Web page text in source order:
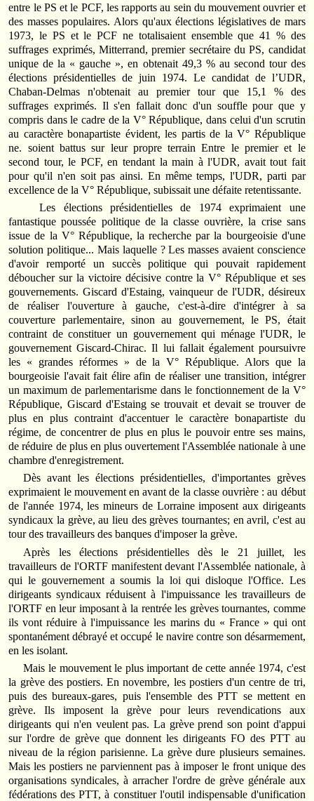
entre le PS et le PCF, les rapports au sein du mouvement ouvrier et
des masses populaires. Alors qu'aux élections législatives de mars
1973, le PS et le PCF ne totalisaient ensemble que 41 % des
suffrages exprimés, Mit­terrand, premier secrétaire du PS, candidat
unique de la « gauche », en obtenait 49,3 % au second tour des
élections présidentielles de juin 1974. Le candidat de l’UDR,
Chaban-Delmas n'obtenait au premier tour que 15,1 % des
suffrages exprimés. Il s'en fallait donc d'un souffle pour que y
compris dans le cadre de la V° République, dans celui d'un scrutin
au caractère bonapartiste évident, les par­tis de la V° République
ne. soient bat­tus sur leur propre terrain Entre le premier et le
second tour, le PCF, en tendant la main à l'UDR, avait tout fait
pour qu'il n'en soit pas ainsi. En même temps, l'UDR, parti par
excellence de la V° République, subissait une défaite retentissante.
Les élections présidentielles de 1974 exprimaient une
fantastique poussée politique de la classe ouvrière, la crise sans
issue de la V° République, la recherche par la bourgeoisie d'une
solution politique... Mais laquelle ? Les masses avaient conscience
d'avoir remporté un succès politique qui pouvait rapidement
déboucher sur la victoire décisive contre la V° République et ses
gouvernements. Giscard d'Estaing, vainqueur de l'UDR, désireux
de réaliser l'ouverture à gauche, c'est‑à‑dire d'intégrer à sa
couverture parlementaire, sinon au gouvernement, le PS, était
contraint de constituer un gouvernement qui ménage l'UDR, le
gouvernement Giscard-Chirac. Il lui fallait également poursuivre
les « grandes réformes » de la V° République. Alors que la
bourgeoisie l'avait fait élire afin de réaliser une transition, intégrer
un maximum de parlementarisme dans le fonctionnement de la V°
République, Giscard d'Estaing se trouvait et devait se trouver de
plus en plus contraint d'accentuer le caractère bonapartiste du
régime, de concentrer de plus en plus le pouvoir entre ses mains,
de réduire de plus en plus ouvertement l'Assemblée nationale à une
chambre d'enregistrement.
Dès avant les élections présidentielles, d'importantes grèves
exprimaient le mouvement en avant de la classe ouvrière : au début
de l'année 1974, les mineurs de Lorraine imposent aux dirigeants
syndicaux la grève, au lieu des grèves tournantes; en avril, c'est au
tour des travailleurs des banques d'imposer la grève.
Après les élections présidentielles dès le 21 juillet, les
travailleurs de l'ORTF manifestent devant l'Assemblée nationale, à
qui le gouvernement a soumis la loi qui disloque l'Office. Les
dirigeants syndicaux réduisent à l'impuissance les travailleurs de
l'ORTF en leur imposant à la rentrée les grèves tournantes, comme
ils vont réduire à l'impuissance les marins du « France » qui ont
spontanément débrayé et occupé le navire contre son désarmement,
en les isolant.
Mais le mouvement le plus important de cette année 1974, c'est
la grève des postiers. En novembre, les postiers d'un centre de tri,
puis des bureaux-gares, puis l'ensemble des PTT se mettent en
grève. Ils imposent la grève pour leurs revendications aux
dirigeants qui n'en veulent pas. La grève prend son point d'appui
sur l'ordre de grève que donnent les dirigeants FO des PTT au
niveau de la région parisienne. La grève dure plusieurs semaines.
Mais les postiers ne parviennent pas à imposer le front unique des
organisations syndicales, à arracher l'ordre de grève générale aux
fédérations des PTT, à constituer l'outil indispensable d'unification